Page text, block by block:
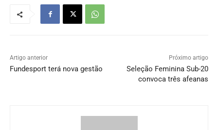
Artigo anterior
Fundesport terá nova gestão
Próximo artigo
Seleção Feminina Sub-20
convoca três afeanas